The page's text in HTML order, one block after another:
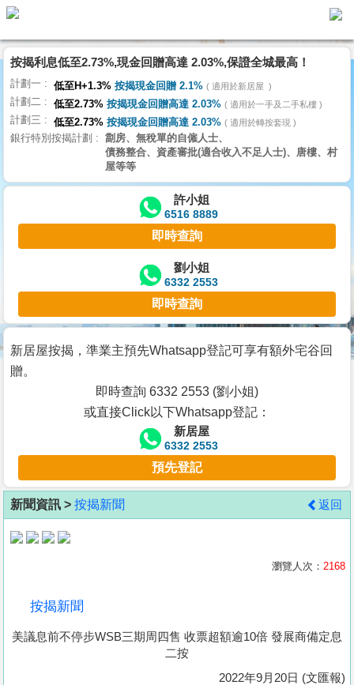
代
理
主
頁
搵
樓/
交
業
主
宅
谷
按
客
地
產
據
按揭利息低至2.73%,現金回贈高達 2.03%,保證全城最高！
計劃一 低至H+1.3% 按揭現金回贈 2.1% 適用於新居屋
計劃二 低至2.73% 按揭現金回贈高達 2.03% 適用於一手及二手私樓
計劃三 低至2.73% 按揭現金回贈高達 2.03% 適用於轉按套現
銀行特別按揭計劃
劏房、無稅單的自僱人士、
債務整合、資產審批(適合收入不足人士)、唐樓、村
屋等等
許小姐
6516 8889
即時查詢
劉小姐
6332 2553
即時查詢
新居屋按揭，準業主預先Whatsapp登記可享有額外宅谷回
贈。
即時查詢 6332 2553 (劉小姐)
或直接Click以下Whatsapp登記：
新居屋
6332 2553
預先登記
新聞資訊 > 按揭新聞 返回
瀏覽人次： 2168
按揭新聞
美議息前不停步WSB三期周四售 收票超額逾10倍 發展商備定息
二按
2022年9月20日 (文匯報)